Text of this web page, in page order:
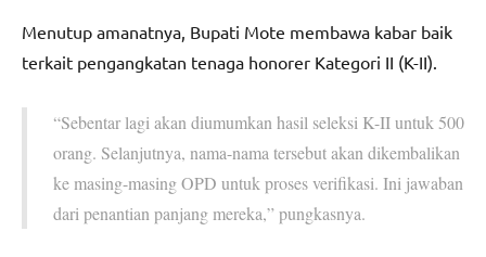
Menutup amanatnya, Bupati Mote membawa kabar baik
terkait pengangkatan tenaga honorer Kategori II (K-II).
“Sebentar lagi akan diumumkan hasil seleksi K-II untuk 500
orang. Selanjutnya, nama-nama tersebut akan dikembalikan
ke masing-masing OPD untuk proses verifikasi. Ini jawaban
dari penantian panjang mereka,” pungkasnya.